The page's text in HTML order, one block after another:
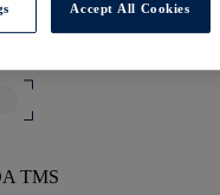
TMS
Accept All Cookies